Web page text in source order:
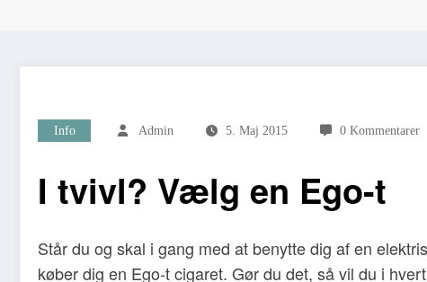
Info Admin 5. Maj 2015 0 Kommentarer
I tvivl? Vælg en Ego-t
Står du og skal i gang med at benytte dig af en
køber dig en Ego-t cigaret. Gør du det, så vil du i